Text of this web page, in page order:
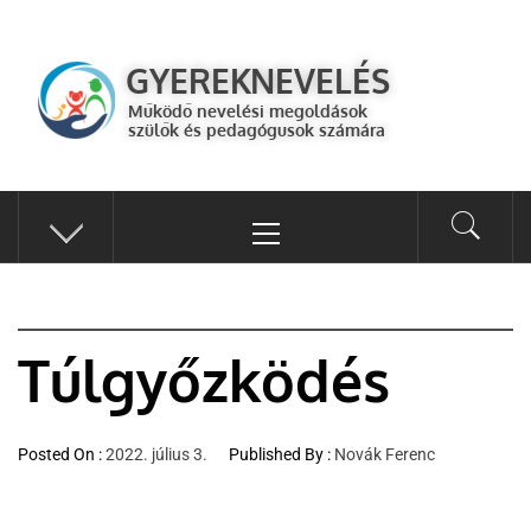
GYEREKNEVELÉS
számára
GYEREKNEVELÉS
Működő nevelési megoldások
szülők és pedagógusok számára
Túlgyőzködés
Posted On :2022. július 3. Published By : Novák Ferenc